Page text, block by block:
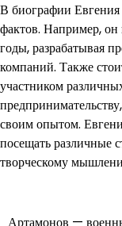
В биографии
фактов. Например, он
годы, разрабатывая
компаний. Также
участником
своим опытом.
посещать различные
творческому
Навигация